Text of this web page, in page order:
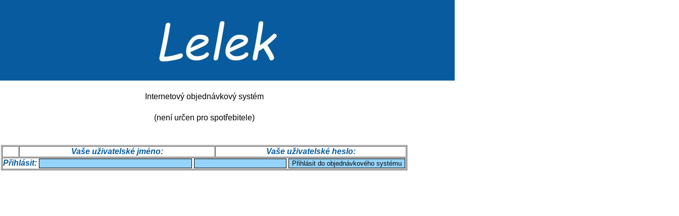
Internetový objednávkový systém
(není určen pro spotřebitele)
Vaše uživatelské jméno:
Vaše uživatelské heslo:
Přihlásit: